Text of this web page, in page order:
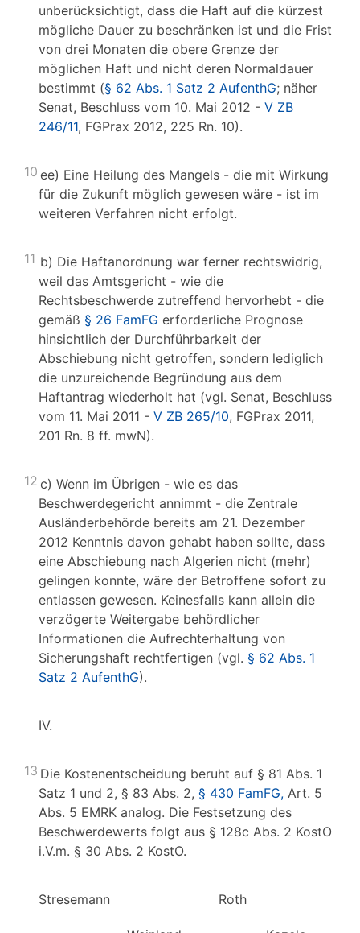
unberücksichtigt, dass die Haft auf die kürzest
mögliche Dauer zu beschränken ist und die Frist
von drei Monaten die obere Grenze der
möglichen Haft und nicht deren Normaldauer
bestimmt (§ 62 Abs. 1 Satz 2 AufenthG; näher
Senat, Beschluss vom 10. Mai 2012 - V ZB
246/11, FGPrax 2012, 225 Rn. 10).
10 ee) Eine Heilung des Mangels - die mit Wirkung
für die Zukunft möglich gewesen wäre - ist im
weiteren Verfahren nicht erfolgt.
11 b) Die Haftanordnung war ferner rechtswidrig,
weil das Amtsgericht - wie die
Rechtsbeschwerde zutreffend hervorhebt - die
gemäß § 26 FamFG erforderliche Prognose
hinsichtlich der Durchführbarkeit der
Abschiebung nicht getroffen, sondern lediglich
die unzureichende Begründung aus dem
Haftantrag wiederholt hat (vgl. Senat, Beschluss
vom 11. Mai 2011 - V ZB 265/10, FGPrax 2011,
201 Rn. 8 ff. mwN).
12 c) Wenn im Übrigen - wie es das
Beschwerdegericht annimmt - die Zentrale
Ausländerbehörde bereits am 21. Dezember
2012 Kenntnis davon gehabt haben sollte, dass
eine Abschiebung nach Algerien nicht (mehr)
gelingen konnte, wäre der Betroffene sofort zu
entlassen gewesen. Keinesfalls kann allein die
verzögerte Weitergabe behördlicher
Informationen die Aufrechterhaltung von
Sicherungshaft rechtfertigen (vgl. § 62 Abs. 1
Satz 2 AufenthG).
IV.
13 Die Kostenentscheidung beruht auf § 81 Abs. 1
Satz 1 und 2, § 83 Abs. 2, § 430 FamFG, Art. 5
Abs. 5 EMRK analog. Die Festsetzung des
Beschwerdewerts folgt aus § 128c Abs. 2 KostO
i.V.m. § 30 Abs. 2 KostO.
Stresemann Roth